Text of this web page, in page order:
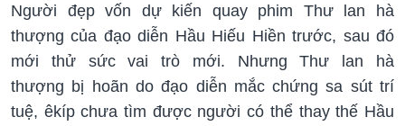
Người đẹp vốn dự kiến quay phim Thư lan hà
thượng của đạo diễn Hầu Hiếu Hiền trước, sau đó
mới thử sức vai trò mới. Nhưng Thư lan hà
thượng bị hoãn do đạo diễn mắc chứng sa sút trí
tuệ, êkíp chưa tìm được người có thể thay thế Hầu